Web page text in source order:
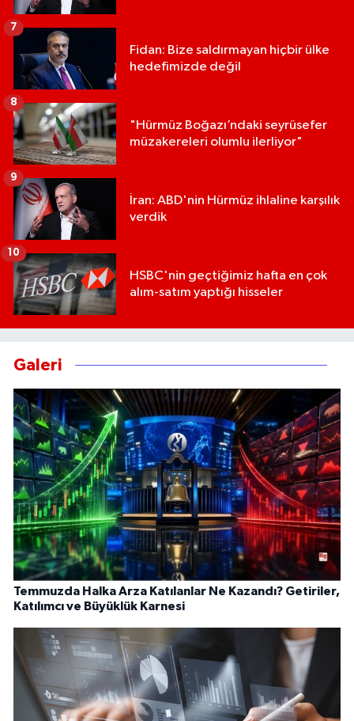
Fidan: Bize saldırmayan hiçbir ülke
hedefimizde değil
7
"Hürmüz Boğazı’ndaki seyrüsefer
müzakereleri olumlu ilerliyor"
8
İran: ABD'nin Hürmüz ihlaline karşılık
verdik
9
HSBC'nin geçtiğimiz hafta en çok
alım-satım yaptığı hisseler
10
Galeri
Temmuzda Halka Arza Katılanlar Ne Kazandı? Getiriler,
Katılımcı ve Büyüklük Karnesi